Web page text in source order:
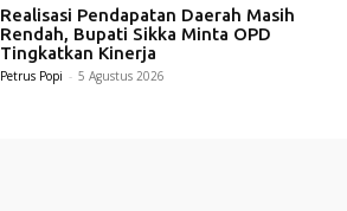
Realisasi Pendapatan Daerah Masih
Rendah, Bupati Sikka Minta OPD
Tingkatkan Kinerja
Petrus Popi - 5 Agustus 2026